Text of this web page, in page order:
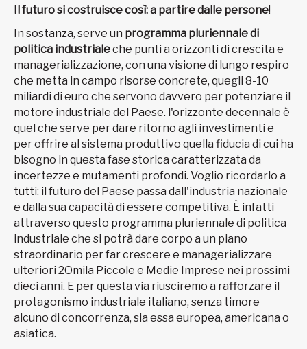
Il futuro si costruisce così: a partire dalle persone!
In sostanza, serve un programma pluriennale di
politica industrialeche punti a orizzonti di crescita e
managerializzazione, con una visione di lungo respiro
che metta in campo risorse concrete, quegli 8-10
miliardi di euro che servono davvero per potenziare il
motore industriale del Paese. l'orizzonte decennale è
quel che serve per dare ritorno agli investimenti e
per offrire al sistema produttivo quella fiducia di cui ha
bisogno in questa fase storica caratterizzata da
incertezze e mutamenti profondi. Voglio ricordarlo a
tutti: il futuro del Paese passa dall'industria nazionale
e dalla sua capacità di essere competitiva. È infatti
attraverso questo programma pluriennale di politica
industriale che si potrà dare corpo a un piano
straordinario per far crescere e managerializzare
ulteriori 2Omila Piccole e Medie Imprese nei prossimi
dieci anni. E per questa via riusciremo a rafforzare il
protagonismo industriale italiano, senza timore
alcuno di concorrenza, sia essa europea, americana o
asiatica.